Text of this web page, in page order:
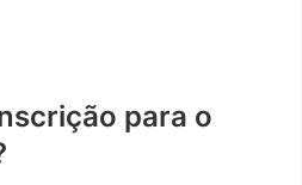
para o